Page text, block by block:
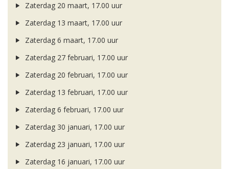
Zaterdag 20 maart, 17.00 uur
Zaterdag 13 maart, 17.00 uur
Zaterdag 6 maart, 17.00 uur
Zaterdag 27 februari, 17.00 uur
Zaterdag 20 februari, 17.00 uur
Zaterdag 13 februari, 17.00 uur
Zaterdag 6 februari, 17.00 uur
Zaterdag 30 januari, 17.00 uur
Zaterdag 23 januari, 17.00 uur
Zaterdag 16 januari, 17.00 uur